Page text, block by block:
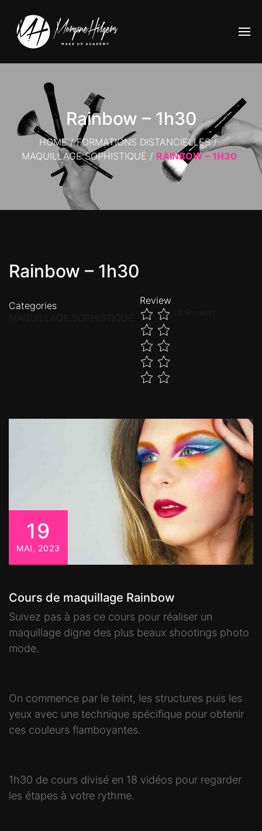
Rainbow – 1h30
HOME / FORMATIONS DISTANCIELLES /
MAQUILLAGE SOPHISTIQUÉ / RAINBOW – 1H30
Rainbow – 1h30
Categories
Review
19
MAI, 2023
Cours de maquillage Rainbow
Suivez pas à pas ce cours pour réaliser un
maquillage digne des plus beaux shootings photo
mode.
On commence par le teint, les structures puis les
yeux avec une technique spécifique pour obtenir
ces couleurs flamboyantes.
1h30 de cours divisé en 18 vidéos pour regarder
les étapes à votre rythme.